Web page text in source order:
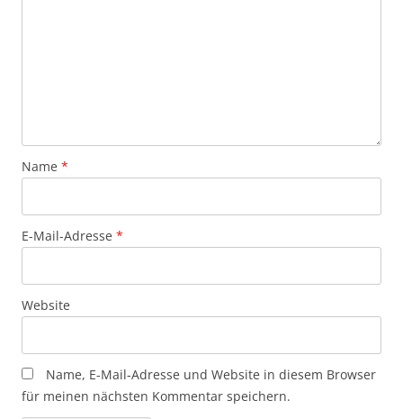
Name *
E-Mail-Adresse *
Website
Name, E-Mail-Adresse und Website in diesem Browser
für meinen nächsten Kommentar speichern.